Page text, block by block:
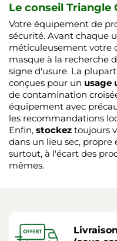
Le conseil Triangle
Votre équipement de
sécurité. Avant chaque
méticuleusement votre
masque à la recherche
signe d'usure. La
conçues pour un usage
de contamination
équipement avec
les recommandations
Enfin, stockez toujours
dans un lieu sec,
surtout, à l'écart des
mêmes.